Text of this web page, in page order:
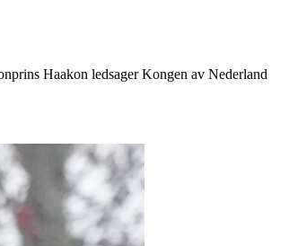
Haakon ledsager Kongen av Nederland